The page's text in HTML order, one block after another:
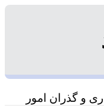
و گذران امور